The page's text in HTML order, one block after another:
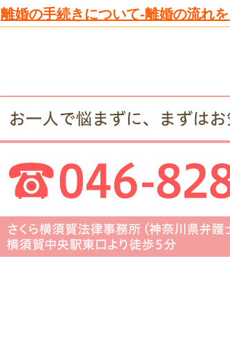
離婚の手続きについて-離婚の流れ